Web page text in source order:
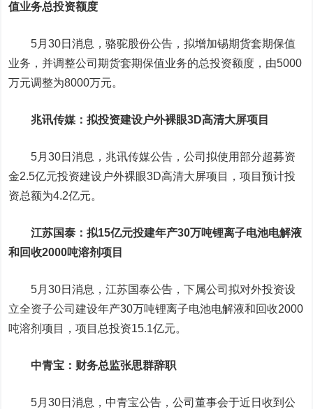
值业务总投资额度
5月30日消息，骆驼股份公告，拟增加锡期货套期保值
业务，并调整公司期货套期保值业务的总投资额度，由5000
万元调整为8000万元。
兆讯传媒 ：拟投资建设户外裸眼3D高清大屏项目
5月30日消息，兆讯传媒公告，公司拟使用部分超募资
金2.5亿元投资建设户外裸眼3D高清大屏项目，项目预计投
资总额为4.2亿元。
江苏国泰 ：拟15亿元投建年产30万吨锂离子电池电解液
和回收2000吨溶剂项目
5月30日消息，江苏国泰公告，下属公司拟对外投资设
立全资子公司建设年产30万吨锂离子电池电解液和回收2000
吨溶剂项目，项目总投资15.1亿元。
中青宝 ：财务总监张思群辞职
5月30日消息，中青宝公告，公司董事会于近日收到公